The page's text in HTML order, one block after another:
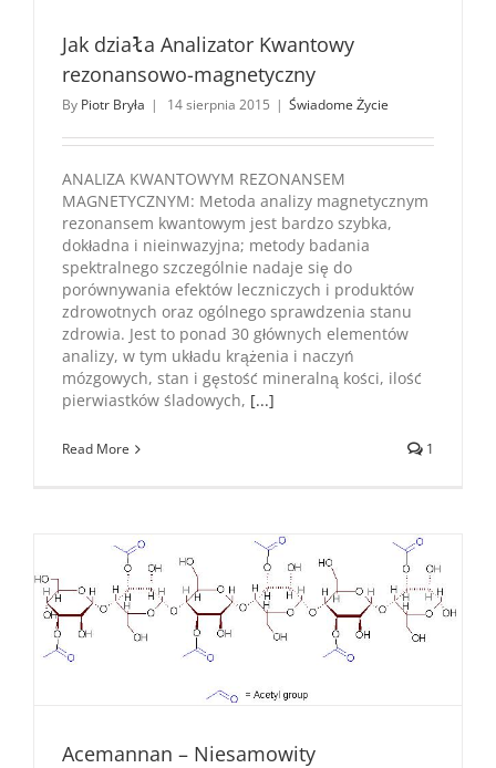
Jak działa Analizator Kwantowy
rezonansowo-magnetyczny
By Piotr Bryła | 14 sierpnia 2015 | Świadome Życie
ANALIZA KWANTOWYM REZONANSEM
MAGNETYCZNYM: Metoda analizy magnetycznym
rezonansem kwantowym jest bardzo szybka,
dokładna i nieinwazyjna; metody badania
spektralnego szczególnie nadaje się do
porównywania efektów leczniczych i produktów
zdrowotnych oraz ogólnego sprawdzenia stanu
zdrowia. Jest to ponad 30 głównych elementów
analizy, w tym układu krążenia i naczyń
mózgowych, stan i gęstość mineralną kości, ilość
pierwiastków śladowych, [...]
Read More 1
Acemannan – Niesamowity